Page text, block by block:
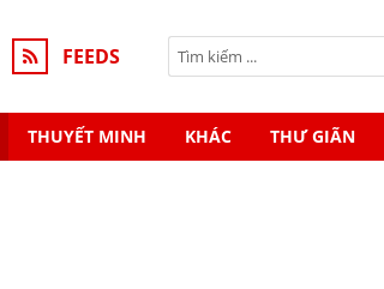
FEEDS
THUYẾT MINH KHÁC THƯ GIÃN